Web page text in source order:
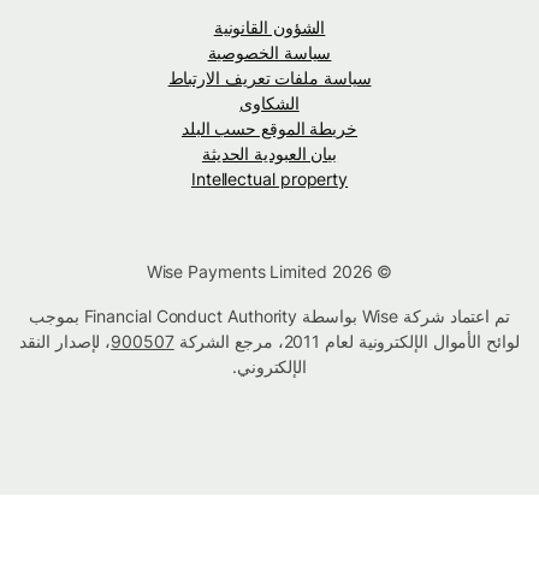
الشؤون القانونية
سياسة الخصوصية
سياسة ملفات تعريف الارتباط
الشكاوى
خريطة الموقع حسب البلد
بيان العبودية الحديثة
Intellectual property
تم اعتماد شركة Wise بواسطة Financial Conduct Authority بموجب
لوائح الأموال الإلكترونية لعام 2011، مرجع الشركة
900507، لإصدار النقد
الإلكتروني.